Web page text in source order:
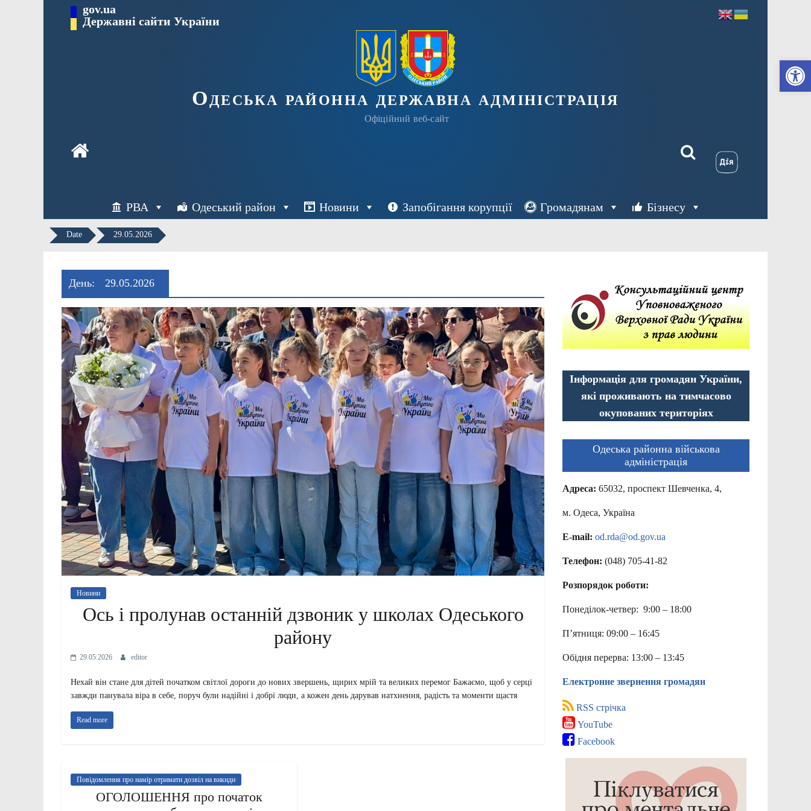
Перейти gov.ua
Державні сайти України
Одеська районна державна адміністрація
Офіційний веб-сайт
РВА Одеський район Новини Запобігання корупції Громадянам Бізнесу
Date 29.05.2026
День: 29.05.2026
Новини
Ось і пролунав останній дзвоник у школах Одеського
району
29.05.2026 editor
Нехай він стане для дітей початком світлої дороги до нових звершень, щирих мрій та великих перемог Бажаємо, щоб у серці
завжди панувала віра в себе, поруч були надійні і добрі люди, а кожен день дарував натхнення, радість та моменти щастя
Read more
Повідомлення про намір отримати дозвіл на викиди
ОГОЛОШЕННЯ про початок
Інформація для громадян України,
які проживають на тимчасово
окупованих територіях
Одеська районна військова
адміністрація
Адреса: 65032, проспект Шевченка, 4,
м. Одеса, Україна
E-mail: od.rda@od.gov.ua
Телефон: (048) 705-41-82
Розпорядок роботи:
Понеділок-четвер: 9:00 – 18:00
П’ятниця: 09:00 – 16:45
Обідня перерва: 13:00 – 13:45
Електронне звернення громадян
RSS стрічка
YouTube
Facebook